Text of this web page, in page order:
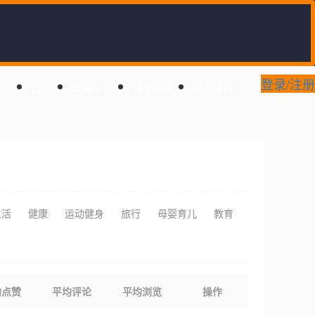
登录/注册
健康 运动健身 旅行 母婴育儿 教育
赞 平均评论 平均浏览 操作